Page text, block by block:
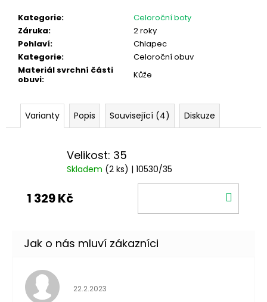
Kategorie:
Celoroční boty
Záruka:
2 roky
Pohlaví:
Chlapec
Kategorie:
Celoroční obuv
Materiál svrchní části
obuvi: Kůže
Varianty Popis Související (4) Diskuze
Velikost: 35
Skladem (2 ks) | 10530/35
1 329 Kč
Hodnocení obchodu je 5 z 5 hvězdiček.
22.2.2023